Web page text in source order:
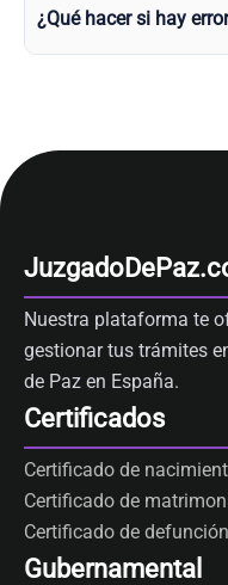
¿Qué hacer si hay
Nuestra plataforma te
gestionar tus trámites
de Paz en España.
Certificados
Certificado de
Certificado de
Certificado de defunción
Gubernamental